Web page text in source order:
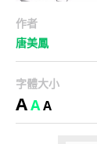
作者
唐美鳳
字體大小
AAA